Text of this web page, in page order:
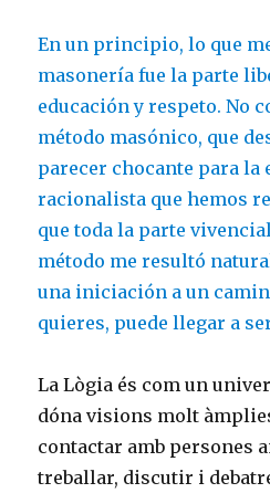
En un principio, lo que
masonería fue la parte
educación y respeto. No
método masónico, que
parecer chocante para la
racionalista que hemos
que toda la parte
método me resultó
una iniciación a un
quieres, puede llegar a
La Lògia és com un
dóna visions molt
contactar amb persones
treballar, discutir i